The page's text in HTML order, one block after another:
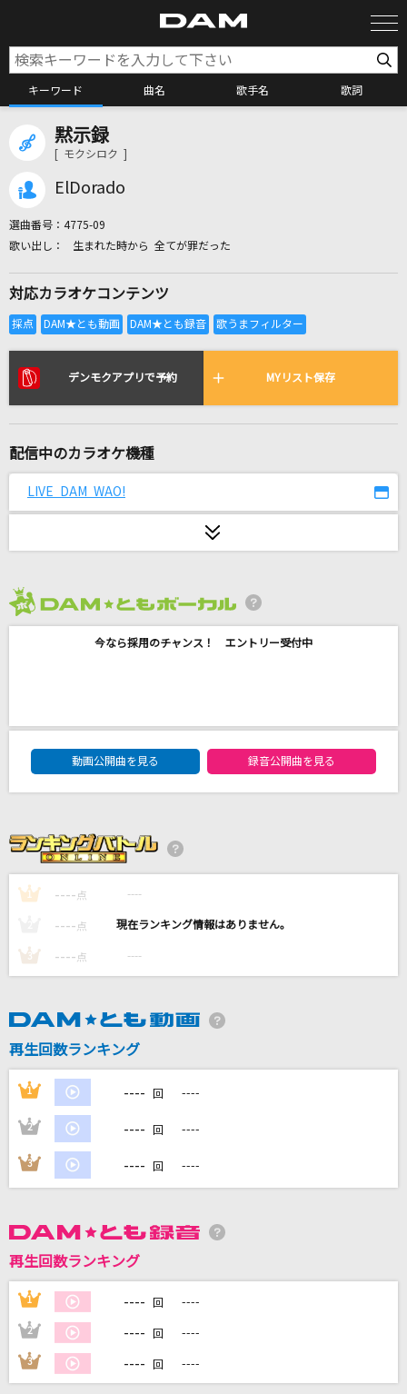
キーワード 曲名 歌手名 歌詞
全国りれき
リアルタイムで歌われている曲の一覧
アイネクライネ
わたがし
いきものがかり
[生音]世界に一つだけの花
君はソナチネ
T-BOLAN
カラオケ最新情報をチェック！
黙示録
[ モクシロク ]
ElDorado
選曲番号： 4775-09
生まれた時から 全てが罪だった
対応カラオケコンテンツ
デンモクアプリで予約 MYリスト保存
配信中のカラオケ機種
LIVE DAM WAO!
今なら採用のチャンス！ エントリー受付中
DAM★ともボーカルエントリーランキング
動画公開曲を見る
録音公開曲を見る
1 ---- 点 ----
---- 点 ----
3 ---- 点 ----
再生回数ランキング
1 ---- 回 ----
2 ---- 回 ----
3 ---- 回 ----
再生回数ランキング
1 ---- 回 ----
2 ---- 回 ----
3 ---- 回 ----